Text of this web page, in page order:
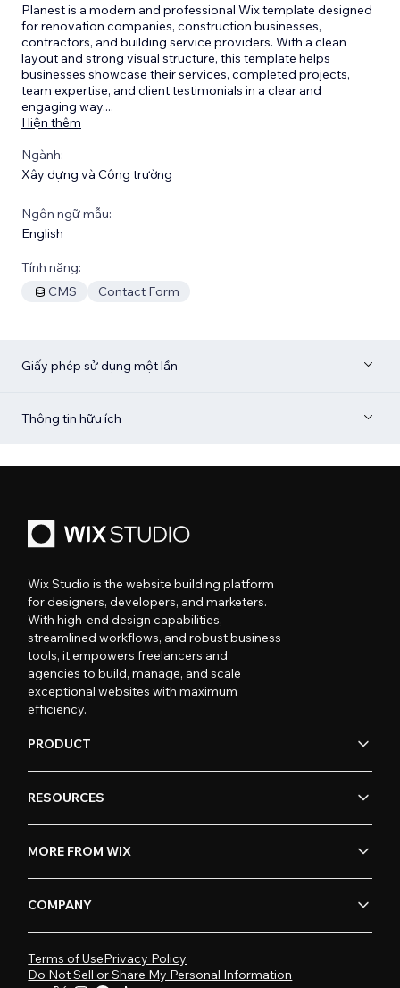
Planest is a modern and professional Wix template designed
for renovation companies, construction businesses,
contractors, and building service providers. With a clean
layout and strong visual structure, this template helps
businesses showcase their services, completed projects,
team expertise, and client testimonials in a clear and
engaging way....
Hiện thêm
Ngành:
Xây dựng và Công trường
Ngôn ngữ mẫu:
English
Tính năng:
CMS
Contact Form
Giấy phép sử dụng một lần
Thông tin hữu ích
Wix Studio is the website building platform
for designers, developers, and marketers.
With high-end design capabilities,
streamlined workflows, and robust business
tools, it empowers freelancers and
agencies to build, manage, and scale
exceptional websites with maximum
efficiency.
PRODUCT
RESOURCES
MORE FROM WIX
COMPANY
Terms of UsePrivacy Policy
Do Not Sell or Share My Personal Information